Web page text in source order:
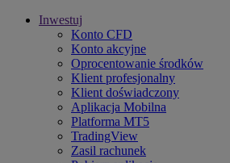
Inwestuj
Konto CFD
Konto akcyjne
Oprocentowanie środków
Klient profesjonalny
Klient doświadczony
Aplikacja Mobilna
Platforma MT5
TradingView
Zasil rachunek